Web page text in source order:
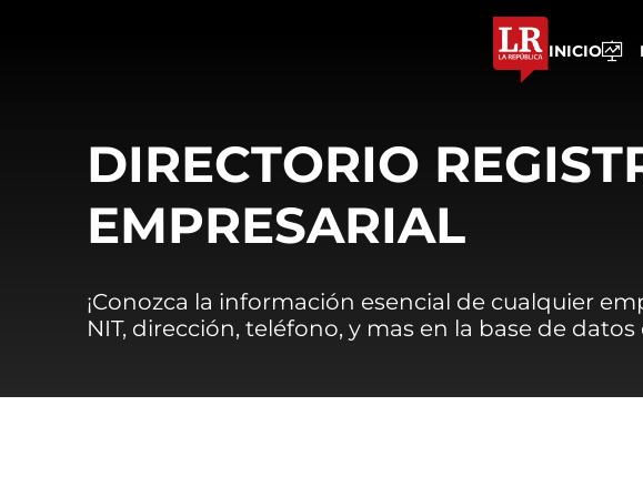
INICIO
DIRECTORIO
EMPRESARIAL
¡Conozca la información esencial de cualquier
NIT, dirección, teléfono, y mas en la base de